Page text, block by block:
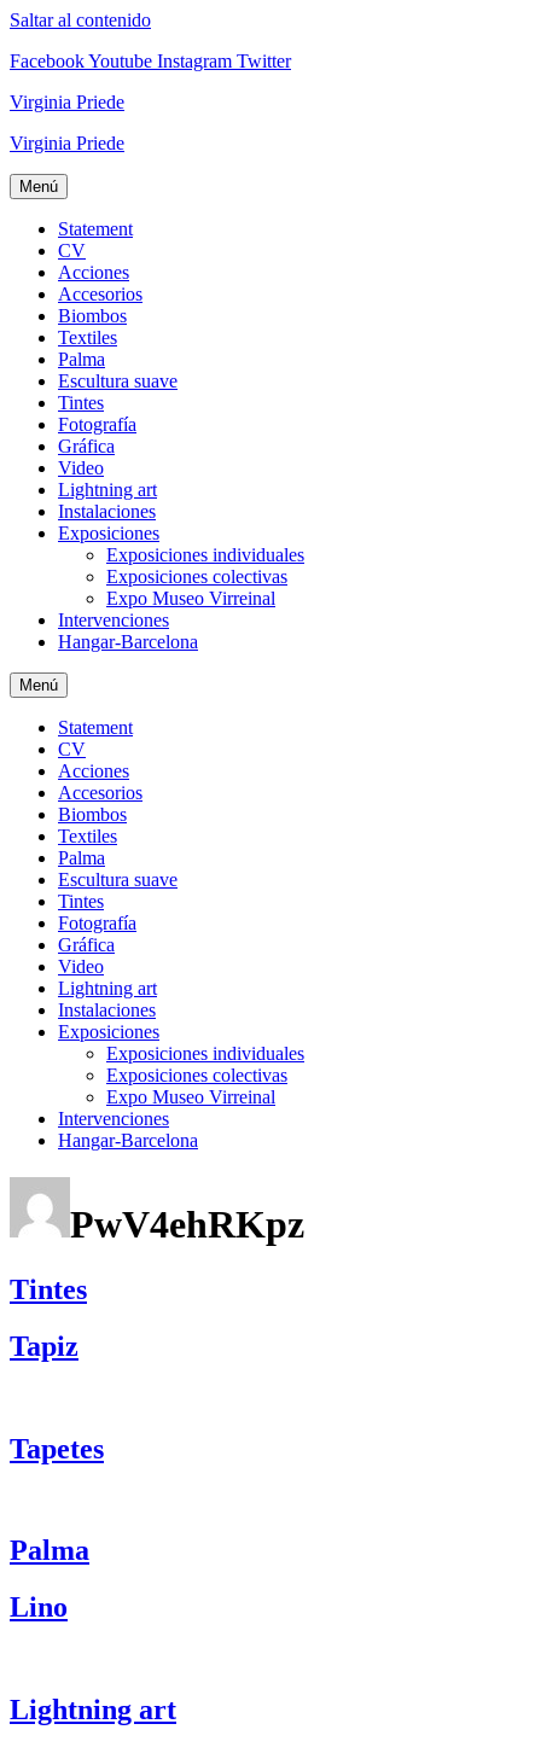
Saltar al contenido
FacebookYoutube Instagram Twitter
Virginia Priede
Virginia Priede
Menú
Statement
CV
Acciones
Accesorios
Biombos
Textiles
Palma
Escultura suave
Tintes
Fotografía
Gráfica
Video
Lightning art
Instalaciones
Exposiciones
Exposiciones individuales
Exposiciones colectivas
Expo Museo Virreinal
Intervenciones
Hangar-Barcelona
Menú
Statement
CV
Acciones
Accesorios
Biombos
Textiles
Palma
Escultura suave
Tintes
Fotografía
Gráfica
Video
Lightning art
Instalaciones
Exposiciones
Exposiciones individuales
Exposiciones colectivas
Expo Museo Virreinal
Intervenciones
Hangar-Barcelona
PwV4ehRKpz
Tintes
Tapiz
Tapetes
Palma
Lino
Lightning art